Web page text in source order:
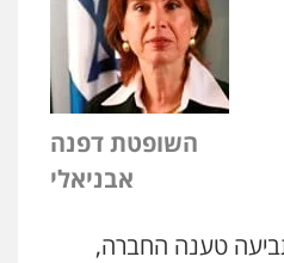
השופטת דפנה
אבניאלי
טענה החברה,